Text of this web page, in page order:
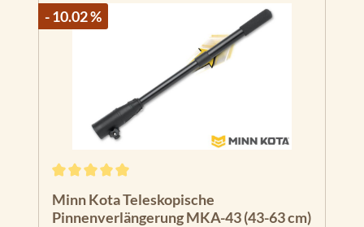
- 10.02 %
Minn Kota Teleskopische
Pinnenverlängerung MKA-43 (43-63 cm)